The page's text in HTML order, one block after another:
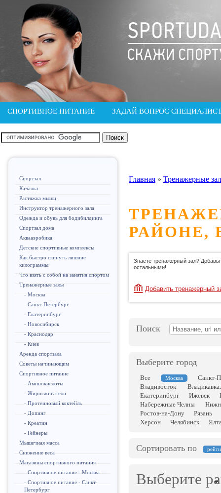
СПОРТИВНОЕ ПИТАНИЕ ЗАДАЙ ВОПРОС
Спортзал
Качалка
Растяжка мышц
Инструктор тренажерного зала
Одежда и обувь для бодибилдинга
Спортзал дома
Аквааэробика
Детские спортивные комплексы
Как быстро скинуть лишние
килограммы
Что взять с собой на занятия спортом
Тренажерные залы
- Москва
- Санкт-Петербург
- Екатеринбург
- Новосибирск
- Краснодар
- Киев
Аренда спортзала
Советы начинающим
Спортивное питание
- Аминокислоты
- Жиросжигатели
- Протеиновый коктейль
- Допинг
- Креатин
- Гейнеры
Мышечная масса
Снижение веса
Магазины спортивного питания
- Спортивное питание - Москва
- Спортивное питание - Санкт-
Петербург
Главная » Тренажерные
РАЙОНЕ,
Знаете тренажерный зал?
остальными!
Добавить тренажерный
Поиск
Выберите город
Все Москва
Санкт-
Владивосток
Екатеринбург
Ижевск
Набережные Челны
Ростов-на-Дону
Рязань
Херсон
Челябинск
Сортировать по
Выберите